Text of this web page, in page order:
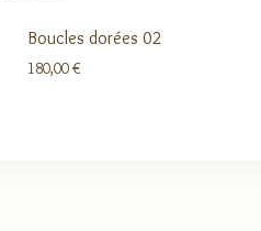
Boucles dorées 02
180,00€